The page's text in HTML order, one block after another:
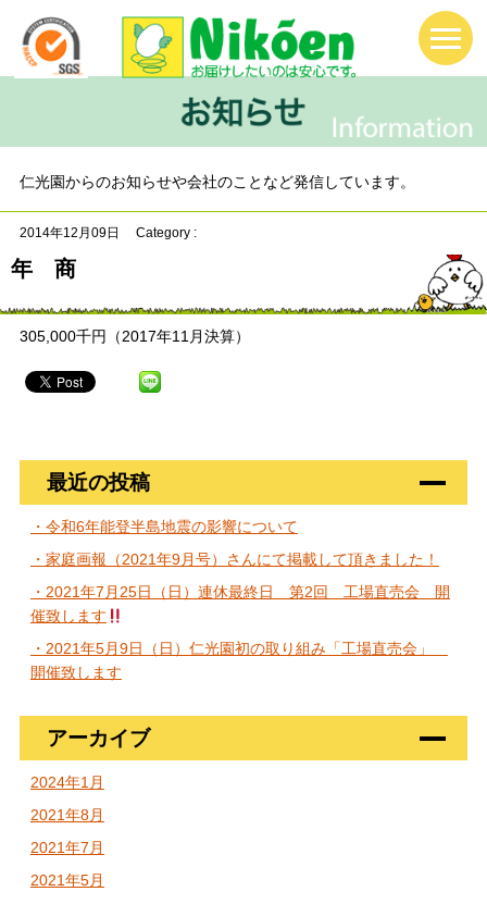
仁光園からのお知らせや会社のことなど発信しています。
2014年12月09日 Category :
年 商
305,000千円（2017年11月決算）
最近の投稿
・令和6年能登半島地震の影響について
・家庭画報（2021年9月号）さんにて掲載して頂きました！
・2021年7月25日（日）連休最終日 第2回 工場直売会 開
催致します
・2021年5月9日（日）仁光園初の取り組み「工場直売会」
開催致します
アーカイブ
2024年1月
2021年8月
2021年7月
2021年5月